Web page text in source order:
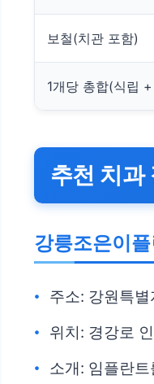
보철(치관 포함)
1개당 총합(식립
추천 치과
강릉조은이
주소: 강원특
위치: 경강로
소개: 임플란